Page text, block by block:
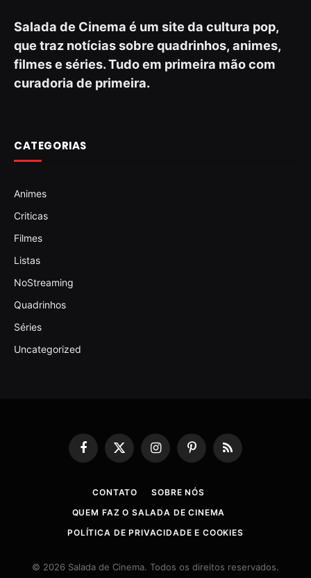
Salada de Cinema é um site da cultura pop,
que traz notícias sobre quadrinhos, animes,
filmes e séries. Tudo em primeira mão com
curadoria de primeira.
CATEGORIAS
Animes
Criticas
Filmes
Listas
NoStreaming
Quadrinhos
Séries
Uncategorized
Facebook
X
InstagramPinterestRSS
CONTATO
SOBRE NÓS
QUEM FAZ O SALADA DE CINEMA
POLÍTICA DE PRIVACIDADE E COOKIES
© 2026 Salada de Cinema. Todos os direitos reservados.